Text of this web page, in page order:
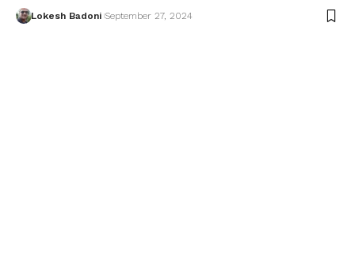
Lokesh Badoni September 27, 2024